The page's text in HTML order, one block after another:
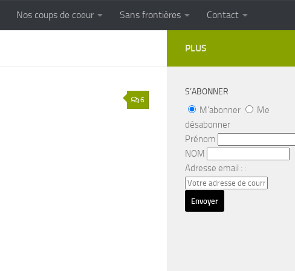
Cuisine populaire des terroirs
Nos coups de coeur Sans frontières Contact
6
PLUS
S’ABONNER
M'abonner
Me
désabonner
Prénom
NOM
Adresse email : :